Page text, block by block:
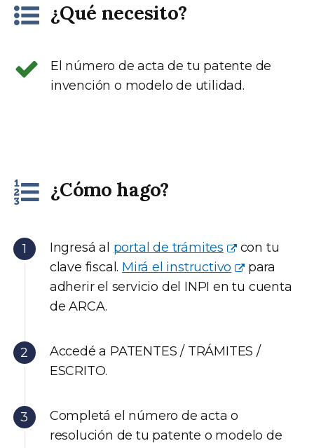
¿Qué necesito?
El número de acta de tu patente de
invención o modelo de utilidad.
¿Cómo hago?
Ingresá al portal de trámites
con tu
clave fiscal. Mirá el instructivo
para
adherir el servicio del INPI en tu cuenta
de ARCA.
Accedé a PATENTES / TRÁMITES /
ESCRITO.
Completá el número de acta o
resolución de tu patente o modelo de